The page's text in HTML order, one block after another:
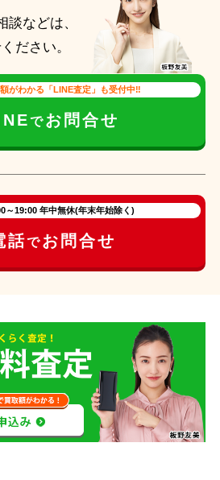
談などは、
ださい。
がわかる「LINE査定」も受付中‼
でお問合せ
～19:00 年中無休(年末年始除く)
話でお問合せ